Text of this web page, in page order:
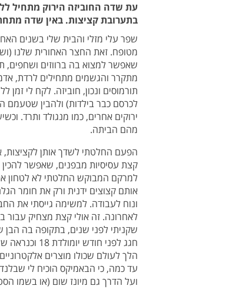
עת שדה החוביזה הירוק מתחיל
בתערובת קציצות. באין שדה
שפר עלי מזלי והבית שלי בשנים
מטופח. זאת החצר האחורית שלנו
שאפשר למצוא בה ברווזים ושחפים,
מתקרר והגשמים מתחילים לרדת,
תורמוסים ונכון, חוביזה. לקח לי
לכרסם כבר בילדות) ולהבין שטעמם
ירוקים אחרים, כמו מנגולד ותרד.
מהם הביתה.
הפעם החלטתי לשדך אותן לקציצות,
קצת עסיסיות מבפנים, שאפשר להכין
למרקם המבוקש החלטתי לא לטחון
אותם קצוצים ידנית ורק את חומר
לאחרונה. זה אולי קצת מצחיק עבור
שקניתי לפני שנים, בתקופה בה הבן
חגג לפני
הלך לעולם שכולו מוצרים
עד כמה, כי הבאמיקס הוכיח לי
ועל הדרך גם מיונז שום (או בשמו